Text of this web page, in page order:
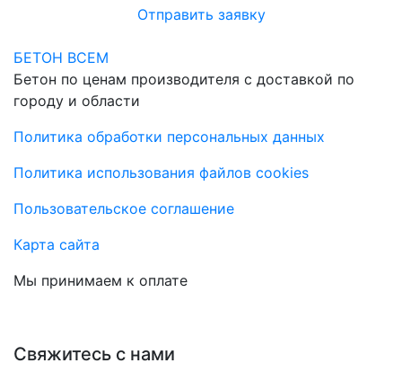
Отправить заявку
БЕТОН ВСЕМ
Бетон по ценам производителя с доставкой по
городу и области
Политика обработки персональных данных
Политика использования файлов cookies
Пользовательское соглашение
Карта сайта
Мы принимаем к оплате
Свяжитесь с нами